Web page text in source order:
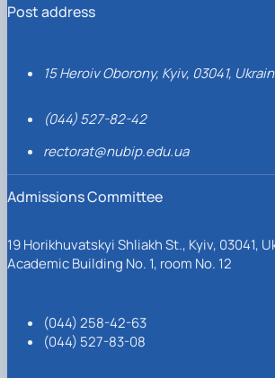
Post address
15 Heroiv Oborony, Kyiv, 03041,
(044) 527-82-42
rectorat@nubip.edu.ua
Admissions Committee
19 Horikhuvatskyi Shliakh St., Kyiv, 03041,
Academic Building No. 1, room No. 12
(044) 258-42-63
(044) 527-83-08